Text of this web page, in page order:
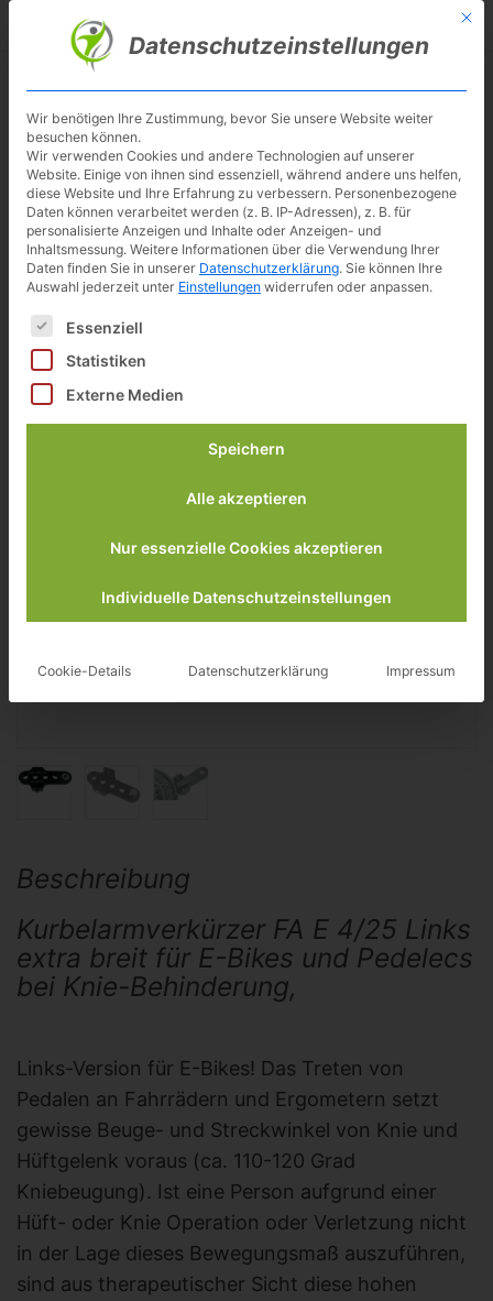
Skip
Besuche meinen Youtube-Kanal ▶︎
Kurbelarmverkürzer FA E 4/25
Links extra breit für E-Bikes
und Pedelecs
189,00 €
Zuletzt aktualisiert am: 5. August 2026 18:57
Verfügbarkeit prüfen*
Beschreibung
Kurbelarmverkürzer FA E 4/25 Links
extra breit für E-Bikes und Pedelecs
bei Knie-Behinderung,
Links-Version für E-Bikes! Das Treten von
Pedalen an Fahrrädern und Ergometern setzt
gewisse Beuge- und Streckwinkel von Knie und
Hüftgelenk voraus (ca. 110-120 Grad
Kniebeugung). Ist eine Person aufgrund einer
Hüft- oder Knie Operation oder Verletzung nicht
in der Lage dieses Bewegungsmaß auszuführen,
sind aus therapeutischer Sicht diese hohen
Mit
Datenschutzeinstellungen
Wir benötigen Ihre Zustimmung, bevor Sie unsere Website weiter
besuchen können.
Wir verwenden Cookies und andere Technologien auf unserer
Website. Einige von ihnen sind essenziell, während andere uns helfen,
diese Website und Ihre Erfahrung zu verbessern. Personenbezogene
Daten können verarbeitet werden (z. B. IP-Adressen), z. B. für
personalisierte Anzeigen und Inhalte oder Anzeigen- und
Inhaltsmessung. Weitere Informationen über die Verwendung Ihrer
Daten finden Sie in unserer Datenschutzerklärung. Sie können Ihre
Auswahl jederzeit unter Einstellungen widerrufen oder anpassen.
Es folgt eine Liste der Service-Gruppen, für die eine
Essenziell
Statistiken
Externe Medien
Speichern
Alle akzeptieren
Nur essenzielle Cookies akzeptieren
Individuelle Datenschutzeinstellungen
Cookie-Details Datenschutzerklärung Impressum